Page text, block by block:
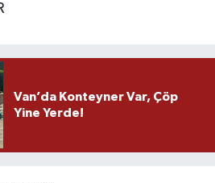
Van’da Konteyner Var, Çöp
Yine Yerde!